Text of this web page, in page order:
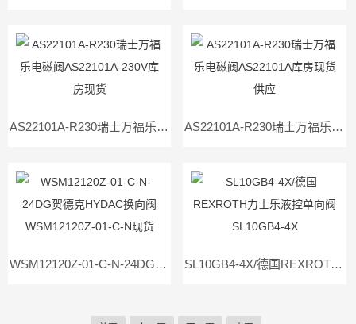
AS22101A-R230瑞士万福乐电磁阀AS22101A-230V库房现货 AS22101A-R230瑞士万福乐电磁阀AS22101A库房现货供应
WSM12120Z-01-C-N-24DG贺德克HYDAC换向阀WSM12120Z-01-C-N现货 SL10GB4-4X/德国REXROTH力士乐液控单向阀SL10GB4-4X